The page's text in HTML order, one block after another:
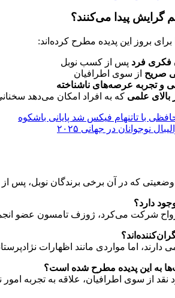
گرایش پیدا می‌کنند؟
بروز این پدیده مطرح کرده‌اند:
فکری فرد پس از کسب نوبل
صریح از سوی اطرافیان
و تجربه عرصه‌های ناشناخته
بالای علمی که به افراد امکان می‌دهد
با تاتنهام فیکس شد پایانی باشکوه
که در آن برخی برندگان نوبل، پس از
دارد؟
شرکت می‌کرد، ژوزف تامسون عضو انجمن
اما مواردی مانند اظهارات
به این پدیده مطرح شده است؟
نقد از سوی اطرافیان، علاقه به تجربه